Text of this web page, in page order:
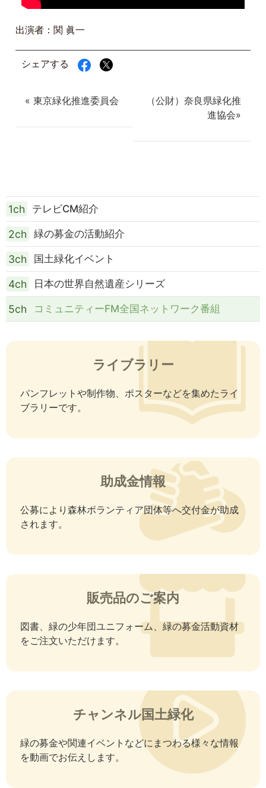
出演者：関 眞一
シェアする
« 東京緑化推進委員会
（公財）奈良県緑化推
進協会»
1ch テレビCM紹介
2ch 緑の募金の活動紹介
3ch 国土緑化イベント
4ch 日本の世界自然遺産シリーズ
5ch コミュニティーFM全国ネットワーク番組
ライブラリー
パンフレットや制作物、ポスターなどを集めたライ
ブラリーです。
助成金情報
公募により森林ボランティア団体等へ交付金が助成
されます。
販売品のご案内
図書、緑の少年団ユニフォーム、緑の募金活動資材
をご注文いただけます。
チャンネル国土緑化
緑の募金や関連イベントなどにまつわる様々な情報
を動画でお伝えします。